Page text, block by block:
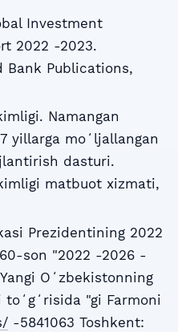
Investment
2022 -2023.
Bank Publications,
Namangan
yillarga moʻljallangan
dasturi.
matbuot xizmati,
Prezidentining 2022
son "2022 -2026 -
Oʻzbekistonning
"gi Farmoni
-5841063 Toshkent: